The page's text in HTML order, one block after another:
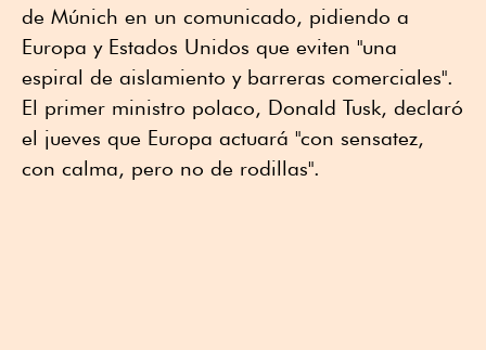
de Múnich en un comunicado, pidiendo a
Europa y Estados Unidos que eviten "una
espiral de aislamiento y barreras comerciales".
El primer ministro polaco, Donald Tusk, declaró
el jueves que Europa actuará "con sensatez,
con calma, pero no de rodillas".